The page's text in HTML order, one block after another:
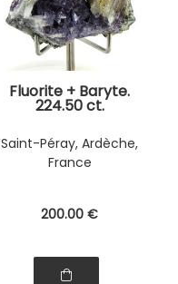
Fluorite + Baryte.
224.50 ct.
Saint-Péray, Ardèche,
France
200.00 €